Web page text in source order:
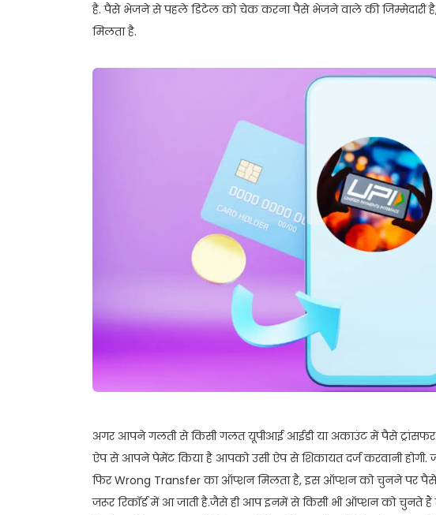
है. पैसे भेजने से पहले डिटेल को चेक करना पैसे भेजने वाले की जिम्मेदारी है,
मिलता है.
अगर आपने गलती से किसी गलत यूपीआई आईडी या अकाउंट में पैसे
ऐप से आपने पेमेंट किया है आपको उसी ऐप से शिकायत दर्ज करवानी
फिर Wrong Transfer का ऑप्शन मिलता है, इस ऑप्शन को चुनने पर
जरूर रिकॉर्ड में आ जाती है.जैसे ही आप इनमें से किसी भी ऑप्शन को चुनते